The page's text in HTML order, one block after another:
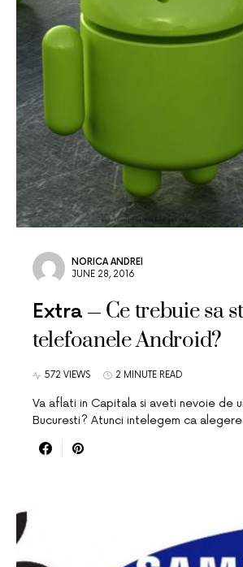
NORICA ANDREI
JUNE 28, 2016
Extra
Ce trebuie sa
telefoanele Android?
572 VIEWS 2 MINUTE READ
Va aflati in Capitala si aveti nevoie de
Bucuresti? Atunci intelegem ca